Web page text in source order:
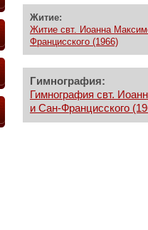
Житие:
Житие свт. Иоанна
Францисского (1966)
Гимнография:
Гимнография свт.
и Сан-Францисского